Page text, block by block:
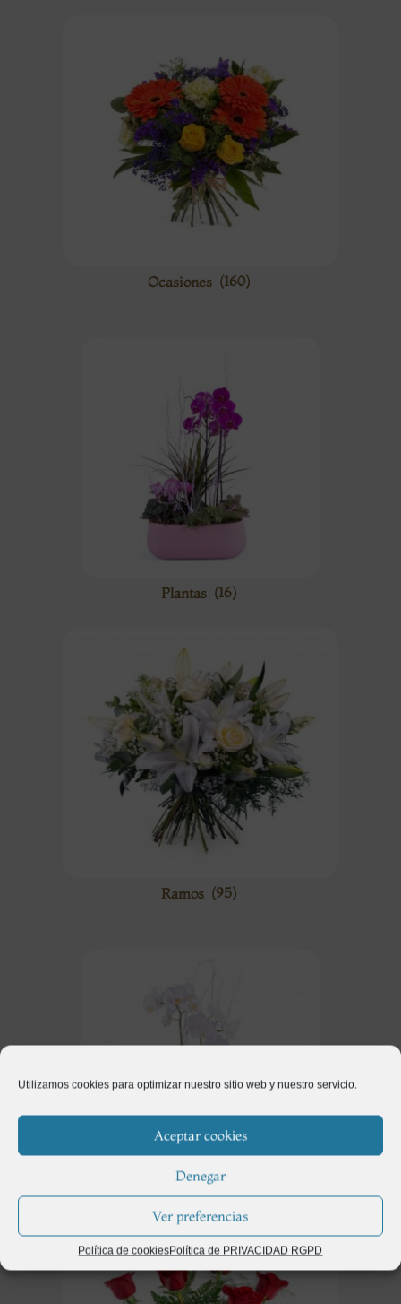
Utilizamos cookies para optimizar nuestro sitio web y nuestro servicio.
Aceptar cookies
Denegar
Ver preferencias
Política de cookiesPolítica de PRIVACIDAD RGPD
Ocasiones (160)
Plantas (16)
Ramos (95)